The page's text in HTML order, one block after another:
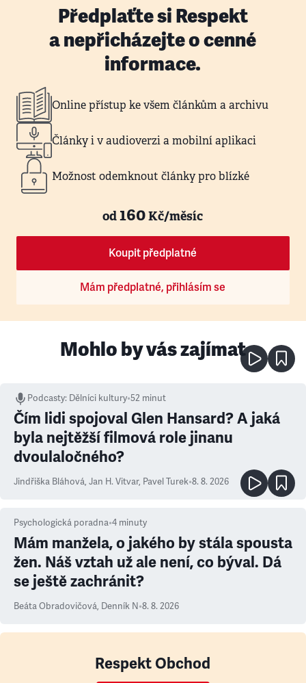
Předplaťte si Respekt
a nepřicházejte o cenné
informace.
Online přístup ke všem článkům a archivu
Články i v audioverzi a mobilní aplikaci
Možnost odemknout články pro blízké
od160Kč/měsíc
Koupit předplatné
Mám předplatné, přihlásím se
Mohlo by vás zajímat
Podcasty: Dělníci kultury•52 minut
Čím lidi spojoval Glen Hansard? A jaká
byla nejtěžší filmová role jinanu
dvoulaločného?
Jindřiška Bláhová, Jan H. Vitvar, Pavel Turek•8. 8. 2026
Psychologická poradna•4 minuty
Mám manžela, o jakého by stála spousta
žen. Náš vztah už ale není, co býval. Dá
se ještě zachránit?
Beáta Obradovičová, Denník N•8. 8. 2026
Respekt Obchod